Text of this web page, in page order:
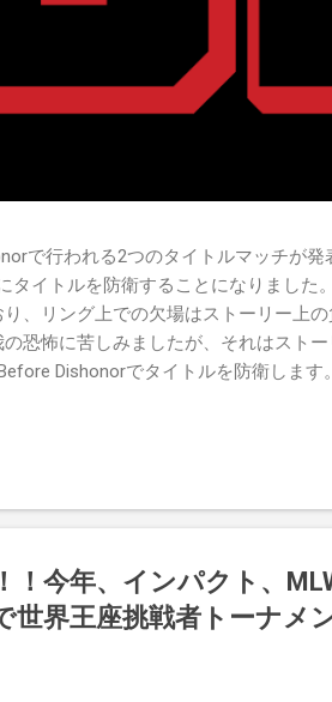
で行われる2つのタイトルマッチが
イトルを防衛することになりました
、リング上での欠場はストーリー上
恐怖に苦しみましたが、それはスト
Dishonorでタイトルを防衛します
ータとタイムリミットで引き分けたの
表されていません。 Wrestling
！今年、インパクト、
世界王座挑戦者トーナメ